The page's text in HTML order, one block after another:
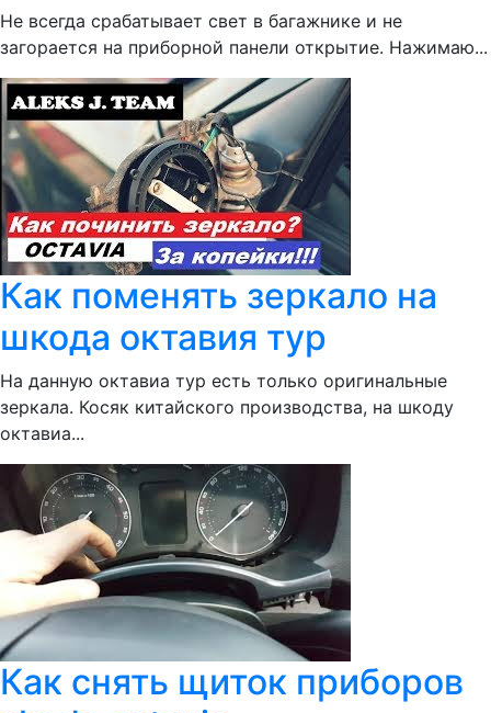
Не всегда срабатывает свет в багажнике и не
загорается на приборной панели открытие. Нажимаю...
Как поменять зеркало на
шкода октавия тур
На данную октавиа тур есть только оригинальные
зеркала. Косяк китайского производства, на шкоду
октавиа...
Как снять щиток приборов